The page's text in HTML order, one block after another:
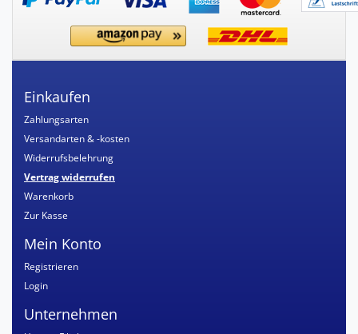
Einkaufen
Zahlungsarten
Versandarten & -kosten
Widerrufsbelehrung
Vertrag widerrufen
Warenkorb
Zur Kasse
Mein Konto
Registrieren
Login
Unternehmen